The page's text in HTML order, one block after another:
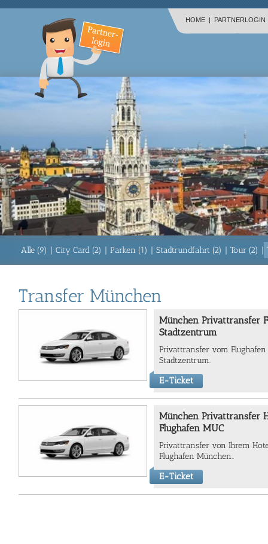
HOME | PARTNERLOGIN
Alle (9) | City Card (2) | Parken (1) | Stadtrundfahrt (2) | Tour (2) |
Transfer München
München Privattransfer
Stadtzentrum
Privattransfer vom
Stadtzentrum.
E-Ticket
München Privattransfer
Flughafen MUC
Privattransfer von Ihrem
Flughafen München..
E-Ticket